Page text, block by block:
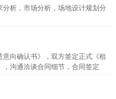
分析，市场分析，场地设计规划分
向确认书》，双方签定正式《租
，沟通洽谈合同细节，合同签定